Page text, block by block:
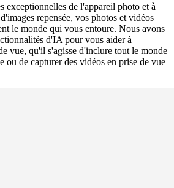
exceptionnelles de l'appareil photo et à
repensée, vos photos et vidéos
le monde qui vous entoure. Nous avons
d'IA pour vous aider à
vue, qu'il s'agisse d'inclure tout le monde
ou de capturer des vidéos en prise de vue